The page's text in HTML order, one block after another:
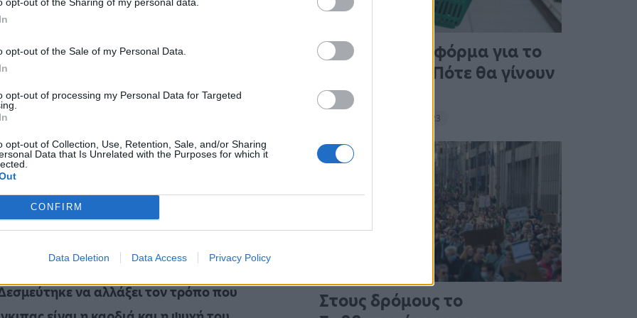
opt-out of the Sale of my Personal Data.
opt-out of processing my Personal Data for Targeted
opt-out of Collection, Use, Retention, Sale, and/or Sharing
Data that Is Unrelated with the Purposes for which it
CONFIRM
Data Deletion Data Access Privacy Policy
επίσκεψη σε καταφύγιο αστέγων.
προχωρήσει με την αντιμετώπιση
«Σε μια προοδευτική κοινωνία, όλοι
και υποστήριξη.
ελπίδα ότι η έλλειψη στέγης
ακράδαντα ότι με τη συνεργασία η
αναφέρει. Πηγές αναφέρουν ότι η
Νταϊάνα, που το καλοκαίρι που μας
μητέρας του. Σημαίνει πολλά για εκείνον,
να αλλάξει τον τρόπο που
Άνοιξε η πλατφόρμα για το
Market Pass – Πότε θα γίνουν
οι πληρωμές
15:13 - 15 Σεπτεμβρίου 2023
Στους δρόμους το